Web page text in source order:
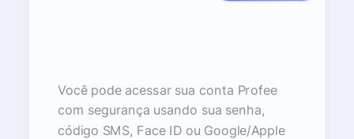
Você pode acessar sua conta Profee
com segurança usando sua senha,
código SMS, Face ID ou Google/Apple